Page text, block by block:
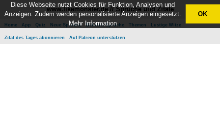
www.likemonster.de // Sprüche und Zitate
Home App Quiz Neue Sprüche Beliebte Sprüche Themen Lustige Witze
Zitat des Tages abonnieren Auf Patreon unterstützen
Diese Webseite nutzt Cookies für Funktion, Analysen und
Anzeigen. Zudem werden personalisierte Anzeigen eingesetzt.
Mehr Information
OK